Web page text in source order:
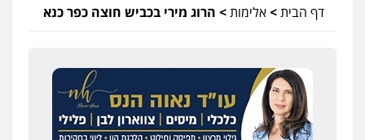
דף הבית>אלימות> הרוג מירי בכביש חוצה כפר כנא